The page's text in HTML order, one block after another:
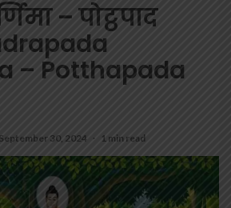
– पोट्ठपाद
– Potthapada
30, 2024 1 min read